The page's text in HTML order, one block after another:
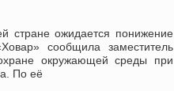
стране ожидается понижение
сообщила заместитель
окружающей среды при
По её